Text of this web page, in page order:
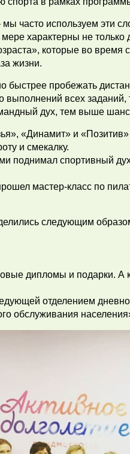
часто используем эти
характерны не
которые во время
жизни.
быстрее пробежать
всех заданий,
дух, тем выше
«Динамит» и «Позитив»
и смекалку.
поднимал спортивный
мастер-класс по
следующим
дипломы и подарки. А
отделением
обслуживания